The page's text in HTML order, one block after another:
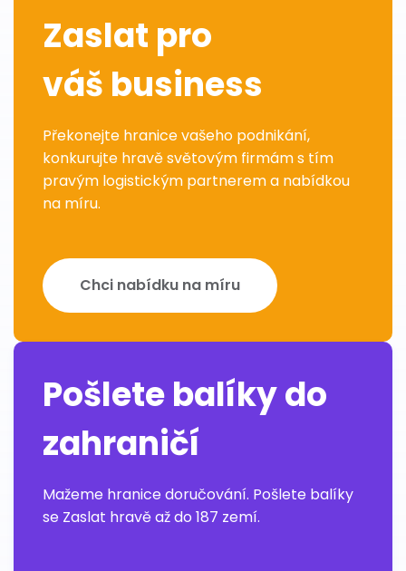
Zaslat pro
váš business
Překonejte hranice vašeho podnikání,
konkurujte hravě světovým firmám s tím
pravým logistickým partnerem a nabídkou
na míru.
Chci nabídku na míru
Pošlete balíky do
zahraničí
Mažeme hranice doručování. Pošlete balíky
se Zaslat hravě až do 187 zemí.